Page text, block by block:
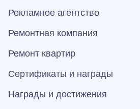
Рекламное агентство
Ремонтная компания
Ремонт квартир
Сертификаты и награды
Награды и достижения